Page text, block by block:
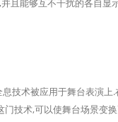
且能够互不干扰的各自显
术被应用于舞台表演上.
技术,可以使舞台场景变